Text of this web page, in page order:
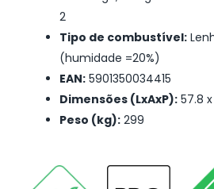
2
Tipo de combustível:
(humidade =20%)
EAN: 5901350034415
Dimensões (LxAxP): 57.8 x
Peso (kg): 299